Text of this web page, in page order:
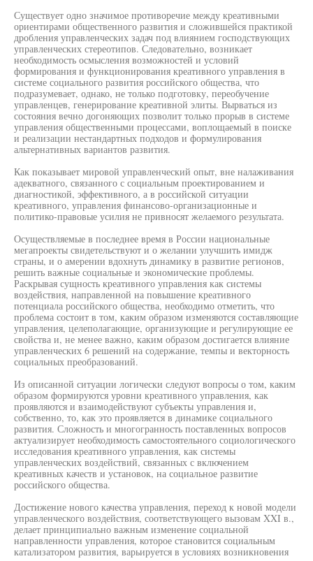
Существует одно значимое противоречие между креативными
ориентирами общественного развития и сложившейся практикой
дробления управленческих задач под влиянием господствующих
управленческих стереотипов. Следовательно, возникает
необходимость осмысления возможностей и условий
формирования и функционирования креативного управления в
системе социального развития российского общества, что
подразумевает, однако, не только подготовку, переобучение
управленцев, генерирование креативной элиты. Вырваться из
состояния вечно догоняющих позволит только прорыв в системе
управления общественными процессами, воплощаемый в поиске
и реализации нестандартных подходов и формулирования
альтернативных вариантов развития.
Как показывает мировой управленческий опыт, вне налаживания
адекватного, связанного с социальным проектированием и
диагностикой, эффективного, а в российской ситуации
креативного, управления финансово-организационные и
политико-правовые усилия не привносят желаемого результата.
Осуществляемые в последнее время в России национальные
мегапроекты свидетельствуют и о желании улучшить имидж
страны, и о амерении вдохнуть динамику в развитие регионов,
решить важные социальные и экономические проблемы.
Раскрывая сущность креативного управления как системы
воздействия, направленной на повышение креативного
потенциала российского общества, необходимо отметить, что
проблема состоит в том, каким образом изменяются составляющие
управления, целеполагающие, организующие и регулирующие ее
свойства и, не менее важно, каким образом достигается влияние
управленческих 6 решений на содержание, темпы и векторность
социальных преобразований.
Из описанной ситуации логически следуют вопросы о том, каким
образом формируются уровни креативного управления, как
проявляются и взаимодействуют субъекты управления и,
собственно, то, как это проявляется в динамике социального
развития. Сложность и многогранность поставленных вопросов
актуализирует необходимость самостоятельного социологического
исследования креативного управления, как системы
управленческих воздействий, связанных с включением
креативных качеств и установок, на социальное развитие
российского общества.
Достижение нового качества управления, переход к новой модели
управленческого воздействия, соответствующего вызовам XXI в.,
делает принципиально важным изменение социальной
направленности управления, которое становится социальным
катализатором развития, варьируется в условиях возникновения